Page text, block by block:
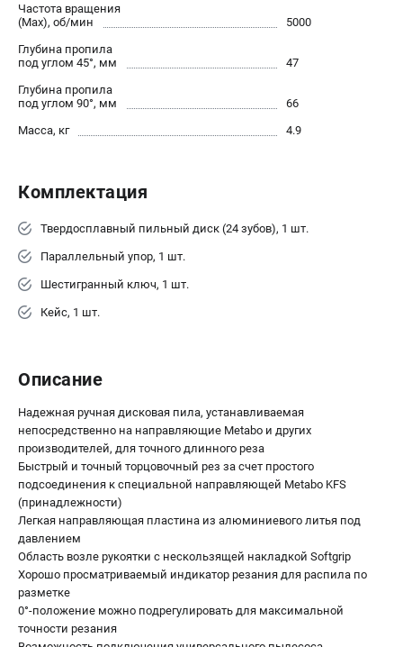
Пользовательское соглашение
СЕТЕВОЙ ЭЛЕКТРОИНСТРУМЕНТ
Угловые шлифмашины (УШМ)
Перфораторы
Дрели
АККУМУЛЯТОРНЫЙ ИНСТРУМЕНТ
Аккумуляторные шуруповерты
Аккумуляторные перфораторы
Наборы инструмента
Аккумуляторы и зарядные устройства
Запчасти для изделий
Кейсы и сумки
ТЕЛЕФОН (ПОМОНА)
Информация размещённая на сайте не является публичной
офертой.
8 (800) 550-70-46
Частота вращения
(Max), об/мин
5000
Глубина пропила
под углом 45°, мм
47
Глубина пропила
под углом 90°, мм
66
Масса, кг
4.9
Комплектация
Твердосплавный пильный диск (24 зубов), 1 шт.
Параллельный упор, 1 шт.
Шестигранный ключ, 1 шт.
Кейс, 1 шт.
Описание
Надежная ручная дисковая пила, устанавливаемая
непосредственно на направляющие Metabo и других
производителей, для точного длинного реза
Быстрый и точный торцовочный рез за счет простого
подсоединения к специальной направляющей Metabo KFS
(принадлежности)
Легкая направляющая пластина из алюминиевого литья под
давлением
Область возле рукоятки с нескользящей накладкой Softgrip
Хорошо просматриваемый индикатор резания для распила по
разметке
0°-положение можно подрегулировать для максимальной
точности резания